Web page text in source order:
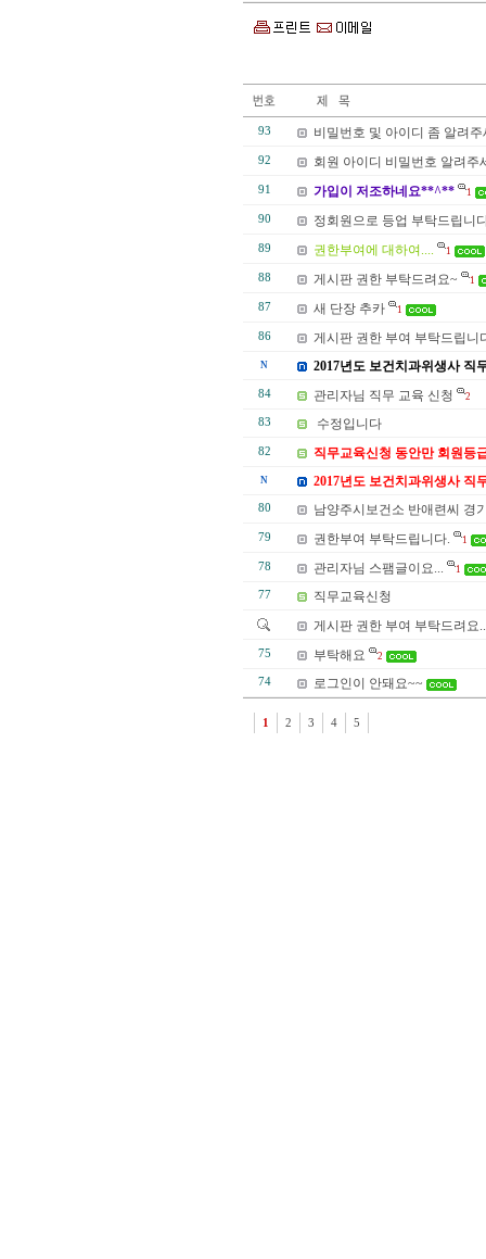
93 비밀번호 및 아이디 좀 알려주
92 회원 아이디 비밀번호 알려주
91 가입이 저조하네요**^** 1
90 정회원으로 등업 부탁드립니
89 권한부여에 대하여.... 1
88 게시판 권한 부탁드려요~ 1
87 새 단장 추카 1
86 게시판 권한 부여 부탁드립니
N 2017년도 보건치과위생사 직
84 관리자님 직무 교육 신청 2
83 수정입니다
82 직무교육신청 동안만 회원등
N 2017년도 보건치과위생사 직
80 남양주시보건소 반애련씨 경
79 권한부여 부탁드립니다. 1
78 관리자님 스팸글이요... 1
77
직무교육신청
게시판 권한 부여 부탁드려요..
75 부탁해요 2
74 로그인이 안돼요~~
1 2 3 4 5